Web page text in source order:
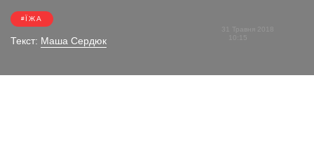
ЇЖА
Текст: Маша Сердюк